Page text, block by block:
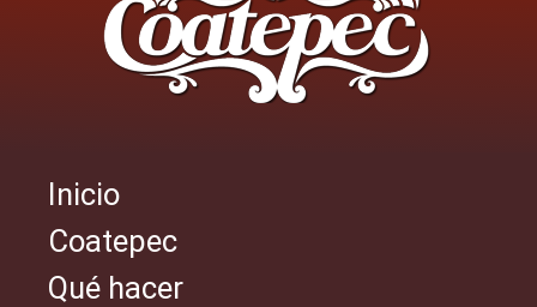
Navegación
principal
Inicio
Coatepec
Qué hacer